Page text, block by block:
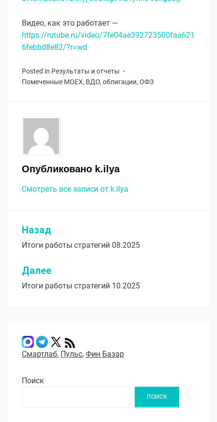
Видео, как это работает —
https://rutube.ru/video/7fe04ae392723500faa621
6febbd8e82/?r=wd
Posted in Результаты и отчеты
Помеченные MOEX, ВДО, облигации, ОФЗ
Опубликовано k.ilya
Смотреть все записи от k.ilya
Навигация
по
записям
Назад
Итоги работы стратегий 08.2025
Далее
Итоги работы стратегий 10.2025
Смартлаб, Пульс, Фин Базар
Поиск
ПОИСК